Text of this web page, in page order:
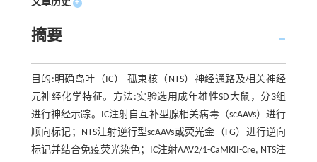
文章历史 +
摘要
目的:明确岛叶（IC）-孤束核（NTS）神经通路及相关神经
元神经化学特征。方法:实验选用成年雄性SD大鼠，分3组
进行神经示踪。IC注射自互补型腺相关病毒（scAAVs）进行
顺向标记；NTS注射逆行型scAAVs或荧光金（FG）进行逆向
标记并结合免疫荧光染色；IC注射AAV2/1-CaMKII-Cre, NTS注